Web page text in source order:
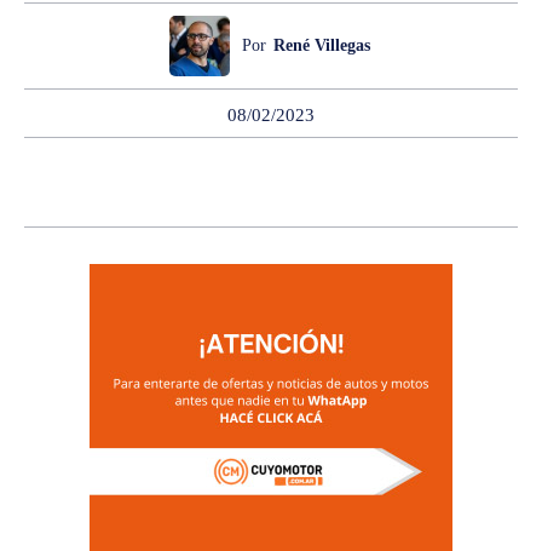
Por René Villegas
08/02/2023